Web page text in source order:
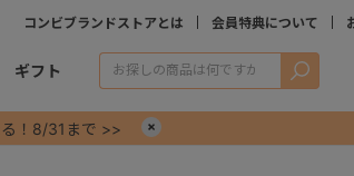
コンビブランドストアとは 会員特典について
ギフト 検索
！8/31まで >>